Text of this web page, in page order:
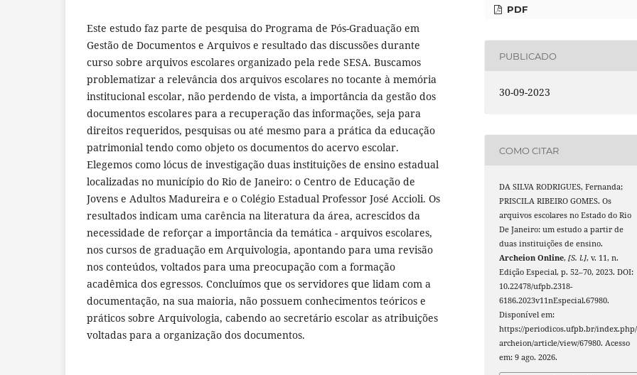
Este estudo faz parte de pesquisa do Programa de Pós-Graduação em
Gestão de Documentos e Arquivos e resultado das discussões durante
curso sobre arquivos escolares organizado pela rede SESA. Buscamos
problematizar a relevância dos arquivos escolares no tocante à memória
institucional escolar, não perdendo de vista, a importância da gestão dos
documentos escolares para a recuperação das informações, seja para
direitos requeridos, pesquisas ou até mesmo para a prática da educação
patrimonial tendo como objeto os documentos do acervo escolar.
Elegemos como lócus de investigação duas instituições de ensino estadual
localizadas no município do Rio de Janeiro: o Centro de Educação de
Jovens e Adultos Madureira e o Colégio Estadual Professor José Accioli. Os
resultados indicam uma carência na literatura da área, acrescidos da
necessidade de reforçar a importância da temática - arquivos escolares,
nos cursos de graduação em Arquivologia, apontando para uma revisão
nos conteúdos, voltados para uma preocupação com a formação
acadêmica dos egressos. Concluímos que os servidores que lidam com a
documentação, na sua maioria, não possuem conhecimentos teóricos e
práticos sobre Arquivologia, cabendo ao secretário escolar as atribuições
voltadas para a organização dos documentos.
PDF
PUBLICADO
30-09-2023
COMO CITAR
DA SILVA RODRIGUES, Fernanda;
PRISCILA RIBEIRO GOMES. Os
arquivos escolares no Estado do Rio
De Janeiro: um estudo a partir de
duas instituições de ensino.
Archeion Online,[S. l.], v. 11, n.
Edição Especial, p. 52–70, 2023. DOI:
10.22478/ufpb.2318-
6186.2023v11nEspecial.67980.
Disponível em:
https://periodicos.ufpb.br/index.php/
archeion/article/view/67980. Acesso
em: 9 ago. 2026.